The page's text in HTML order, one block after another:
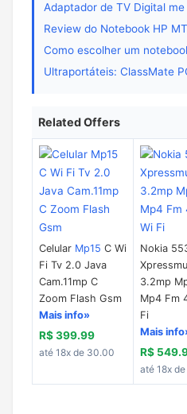
Adaptador de TV Digital
Review do Notebook HP
Como escolher um
Ultraportáteis: ClassMate
Related Offers
Celular Mp15 C Wi
Fi Tv 2.0 Java
Cam.11mp C
Zoom Flash Gsm
Mais info»
R$ 399.99
até 18x de 30.00
Nokia
3.2mp
Mp4 Fm
Fi
Mais
R$
até 18x